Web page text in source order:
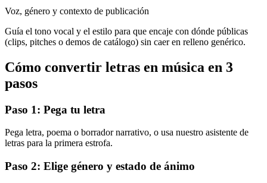
Voz, género y contexto de publicación
Guía el tono vocal y el estilo para que encaje con dónde públicas
(clips, pitches o demos de catálogo) sin caer en relleno genérico.
Cómo convertir letras en música en 3
pasos
Paso 1: Pega tu letra
Pega letra, poema o borrador narrativo, o usa nuestro asistente de
letras para la primera estrofa.
Paso 2: Elige género y estado de ánimo